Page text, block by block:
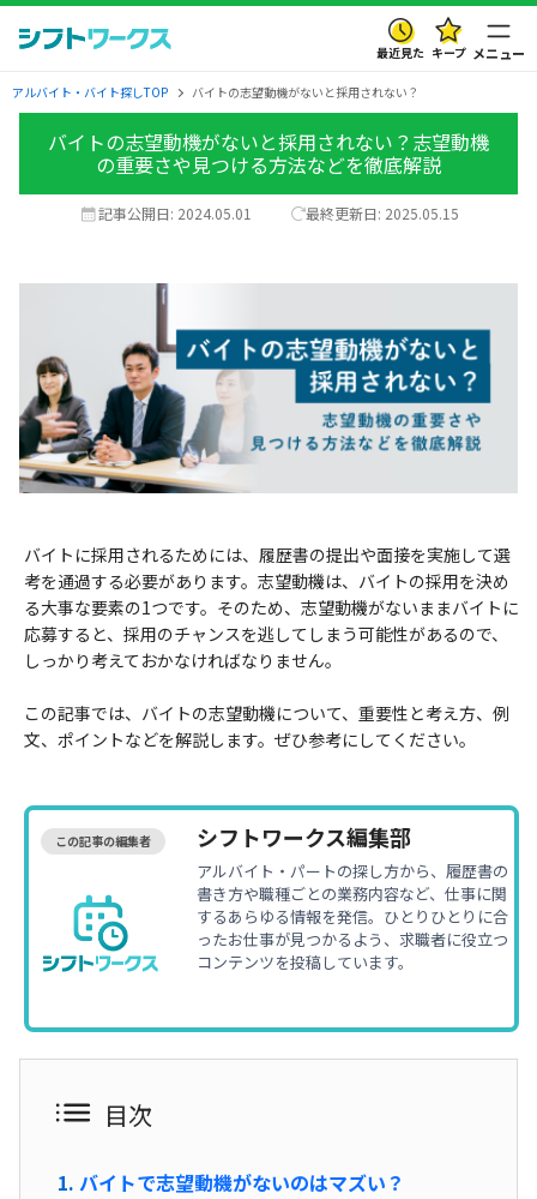
最近見た キープ メニュー
アルバイト・バイト探しTOP バイトの志望動機がないと採用されない？
バイトの志望動機がないと採用されない？志望動機
の重要さや見つける方法などを徹底解説
記事公開日: 2024.05.01 最終更新日: 2025.05.15
バイトに採用されるためには、履歴書の提出や面接を実施して選
考を通過する必要があります。志望動機は、バイトの採用を決め
る大事な要素の1つです。そのため、志望動機がないままバイトに
応募すると、採用のチャンスを逃してしまう可能性があるので、
しっかり考えておかなければなりません。
この記事では、バイトの志望動機について、重要性と考え方、例
文、ポイントなどを解説します。ぜひ参考にしてください。
この記事の編集者 シフトワークス編集部
アルバイト・パートの探し方から、履歴書の
書き方や職種ごとの業務内容など、仕事に関
するあらゆる情報を発信。ひとりひとりに合
ったお仕事が見つかるよう、求職者に役立つ
コンテンツを投稿しています。
目次
バイトで志望動機がないのはマズい？